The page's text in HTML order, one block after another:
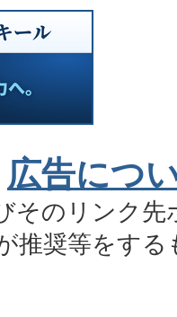
広告につ
そのリンク先
推奨等をす